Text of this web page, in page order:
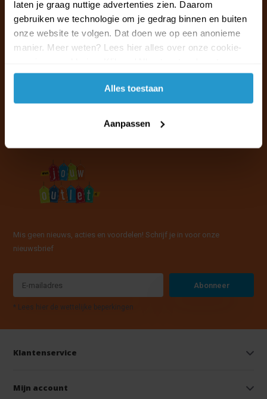
laten je graag nuttige advertenties zien. Daarom
gebruiken we technologie om je gedrag binnen en buiten
onze website te volgen. Dat doen we op een anonieme
manier. Meer weten? Lees hier alles over onze cookie-
accepteren.
Alles toestaan
Aanpassen
Ma t/m vr van 09:30 - 16:00 telefonisch
+31 (0)13 785 62 41
info@jouwoutlet.nl
Mis geen nieuws, acties en voordelen! Schrijf je in voor onze
nieuwsbrief
Abonneer
* Lees hier de wettelijke beperkingen
Klantenservice
Mijn account